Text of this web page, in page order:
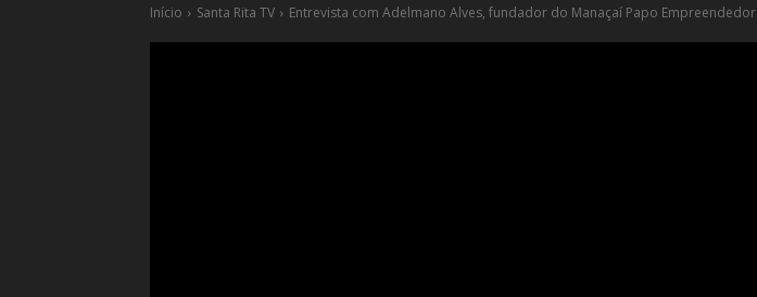
Início Santa Rita TV Entrevista com Adelmano Alves, fundador do Manaçaí Papo Empreendedor